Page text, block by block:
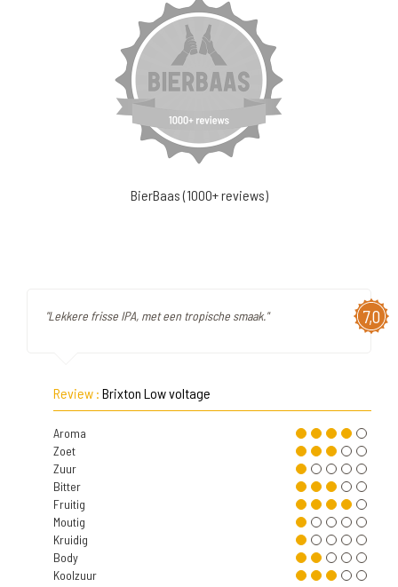
BierBaas (1000+ reviews)
7,0
"Lekkere frisse IPA, met een tropische smaak."
Review : Brixton Low voltage
Aroma
Zoet
Zuur
Bitter
Fruitig
Moutig
Kruidig
Body
Koolzuur